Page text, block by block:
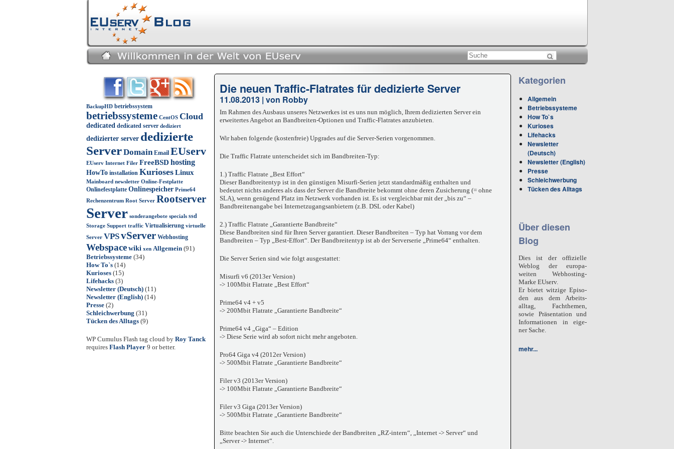
BackupHD betriebssystem
betriebssysteme CentOS Cloud
dedicated dedicated server dediziert
dedizierter server dedizierte
ServerDomain Email EUserv
EUserv Internet Filer FreeBSD hosting
HowTo installation KuriosesLinux
Mainboard newsletter Online-Festplatte
Onlinefestplatte Onlinespeicher Prime64
Rechenzentrum Root Server Rootserver
Server sonderangebote specials ssd
Storage Support traffic Virtualisierung virtuelle
Server VPSvServer Webhosting
Webspace wiki xen Allgemein (91)
Betriebssysteme (34)
How To`s (14)
Kurioses (15)
Lifehacks (3)
Newsletter (Deutsch) (11)
Newsletter (English) (14)
Presse (2)
Schleichwerbung (31)
Tücken des Alltags (9)
WP Cumulus Flash tag cloud by Roy Tanck
requires Flash Player 9 or better.
Die neuen Traffic-Flatrates für dedizierte Server
11.08.2013 | von Robby
Im Rahmen des Ausbaus unseres Netzwerkes ist es uns nun möglich, Ihrem dedizierten Server ein
erweitertes Angebot an Bandbreiten-Optionen und Traffic-Flatrates anzubieten.
Wir haben folgende (kostenfreie) Upgrades auf die Server-Serien vorgenommen.
Die Traffic Flatrate unterscheidet sich im Bandbreiten-Typ:
1.) Traffic Flatrate „Best Effort“
Dieser Bandbreitentyp ist in den günstigen Misurfi-Serien jetzt standardmäßig enthalten und
bedeutet nichts anderes als dass der Server die Bandbreite bekommt ohne deren Zusicherung (= ohne
SLA), wenn genügend Platz im Netzwerk vorhanden ist. Es ist vergleichbar mit der „bis zu“ –
Bandbreitenangabe bei Internetzugangsanbietern (z.B. DSL oder Kabel)
2.) Traffic Flatrate „Garantierte Bandbreite“
Diese Bandbreiten sind für Ihren Server garantiert. Dieser Bandbreiten – Typ hat Vorrang vor dem
Bandbreiten – Typ „Best-Effort“. Der Bandbreitentyp ist ab der Serverserie „Prime64“ enthalten.
Die Server Serien sind wie folgt ausgestattet:
Misurfi v6 (2013er Version)
-> 100Mbit Flatrate „Best Effort“
Prime64 v4 + v5
-> 200Mbit Flatrate „Garantierte Bandbreite“
Prime64 v4 „Giga“ – Edition
-> Diese Serie wird ab sofort nicht mehr angeboten.
Pro64 Giga v4 (2012er Version)
-> 500Mbit Flatrate „Garantierte Bandbreite“
Filer v3 (2013er Version)
-> 100Mbit Flatrate „Garantierte Bandbreite“
Filer v3 Giga (2013er Version)
-> 500Mbit Flatrate „Garantierte Bandbreite“
Bitte beachten Sie auch die Unterschiede der Bandbreiten „RZ-intern“, „Internet -> Server“ und
„Server -> Internet“.
Kategorien
Allgemein
Betriebssysteme
How To`s
Kurioses
Lifehacks
Newsletter
(Deutsch)
Newsletter (English)
Presse
Schleichwerbung
Tücken des Alltags
Über diesen
Blog
Dies ist der offizielle
Weblog der europa-
weiten Webhosting-
Marke EUserv.
Er bietet witzige Episo-
den aus dem Arbeits-
alltag, Fachthemen,
sowie Präsentation und
Informationen in eige-
ner Sache.
mehr...